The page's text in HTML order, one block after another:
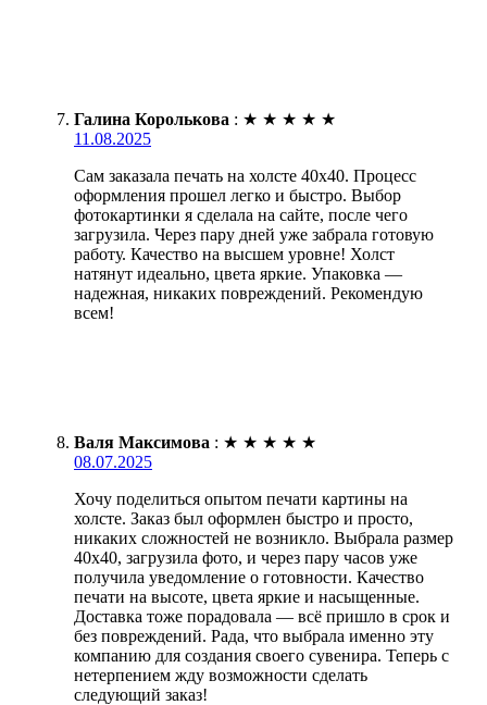
Галина Королькова : ★ ★ ★ ★ ★
11.08.2025
Сам заказала печать на холсте 40х40. Процесс
оформления прошел легко и быстро. Выбор
фотокартинки я сделала на сайте, после чего
загрузила. Через пару дней уже забрала готовую
работу. Качество на высшем уровне! Холст
натянут идеально, цвета яркие. Упаковка —
надежная, никаких повреждений. Рекомендую
всем!
Валя Максимова : ★ ★ ★ ★ ★
08.07.2025
Хочу поделиться опытом печати картины на
холсте. Заказ был оформлен быстро и просто,
никаких сложностей не возникло. Выбрала размер
40х40, загрузила фото, и через пару часов уже
получила уведомление о готовности. Качество
печати на высоте, цвета яркие и насыщенные.
Доставка тоже порадовала — всё пришло в срок и
без повреждений. Рада, что выбрала именно эту
компанию для создания своего сувенира. Теперь с
нетерпением жду возможности сделать
следующий заказ!